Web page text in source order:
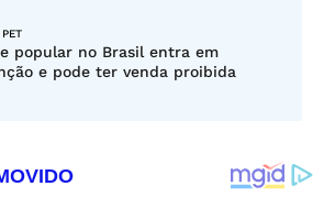
popular no Brasil entra em
e pode ter venda proibida